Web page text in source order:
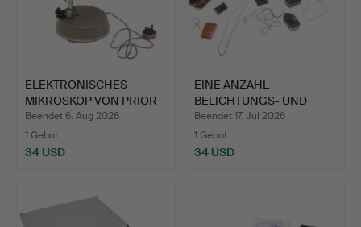
ELEKTRONISCHES
MIKROSKOP VON PRIOR
OF ENGL…
Beendet 6. Aug 2026
1 Gebot
34 USD
EINE ANZAHL
BELICHTUNGS- UND
BELICHTUNGSME…
Beendet 17. Jul 2026
1 Gebot
34 USD